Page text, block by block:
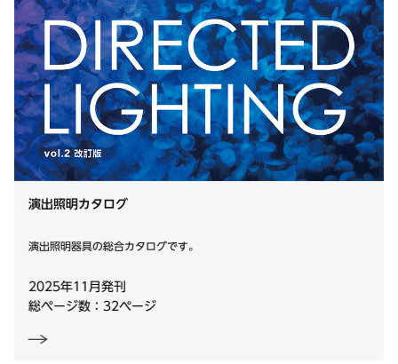
演出照明カタログ
演出照明器具の総合カタログです。
2025年11月発刊
総ページ数：32ページ